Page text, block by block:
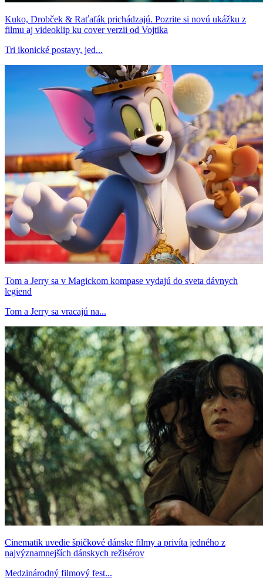
Kuko, Drobček & Raťafák prichádzajú. Pozrite si novú ukážku z
filmu aj videoklip ku cover verzii od Vojtika
Tri ikonické postavy, jed...
Tom a Jerry sa v Magickom kompase vydajú do sveta dávnych
legiend
Tom a Jerry sa vracajú na...
Cinematik uvedie špičkové dánske filmy a privíta jedného z
najvýznamnejších dánskych režisérov
Medzinárodný filmový fest...